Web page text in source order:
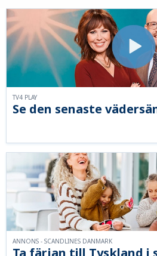
Se den senaste
TV4 PLAY
ANNONS - SCANDLINES DANMARK